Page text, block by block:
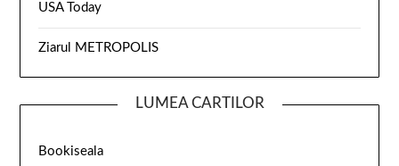
USA Today
Ziarul METROPOLIS
LUMEA CARTILOR
Bookiseala